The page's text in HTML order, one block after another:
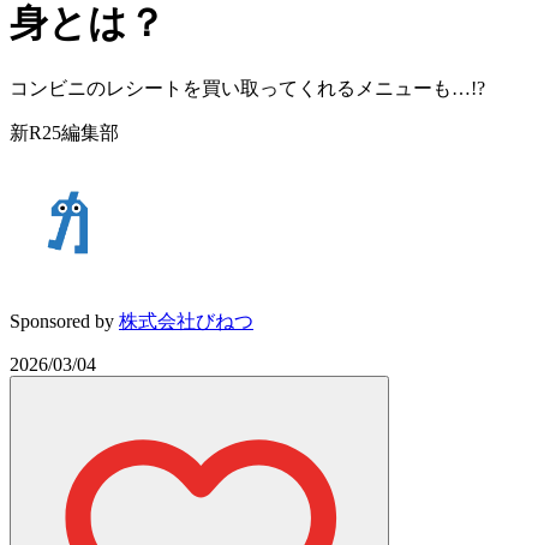
身とは？
コンビニのレシートを買い取ってくれるメニューも…!?
新R25編集部
Sponsored by 株式会社びねつ
2026/03/04